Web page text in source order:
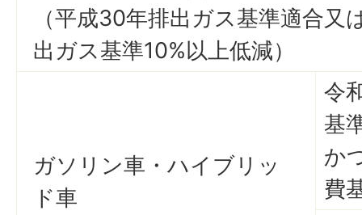
（平成30年排出ガス基準適合又
出ガス基準10%以上低減）
ガソリン車・ハイブリッ
ド車
令
基
か
費